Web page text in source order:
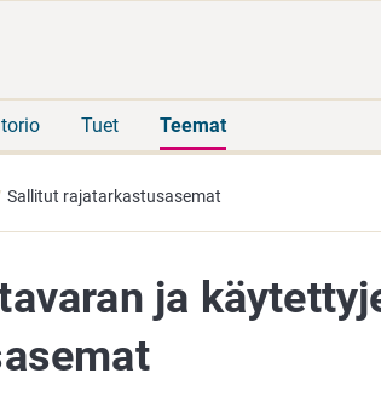
Tuet Teemat
Sallitut rajatarkastusasemat
ja